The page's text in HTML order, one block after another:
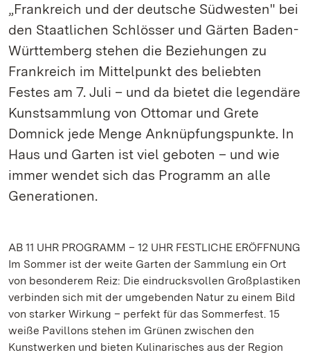
„Frankreich und der deutsche Südwesten" bei
den Staatlichen Schlösser und Gärten Baden-
Württemberg stehen die Beziehungen zu
Frankreich im Mittelpunkt des beliebten
Festes am 7. Juli – und da bietet die legendäre
Kunstsammlung von Ottomar und Grete
Domnick jede Menge Anknüpfungspunkte. In
Haus und Garten ist viel geboten – und wie
immer wendet sich das Programm an alle
Generationen.
AB 11 UHR PROGRAMM – 12 UHR FESTLICHE ERÖFFNUNG
Im Sommer ist der weite Garten der Sammlung ein Ort
von besonderem Reiz: Die eindrucksvollen Großplastiken
verbinden sich mit der umgebenden Natur zu einem Bild
von starker Wirkung – perfekt für das Sommerfest. 15
weiße Pavillons stehen im Grünen zwischen den
Kunstwerken und bieten Kulinarisches aus der Region